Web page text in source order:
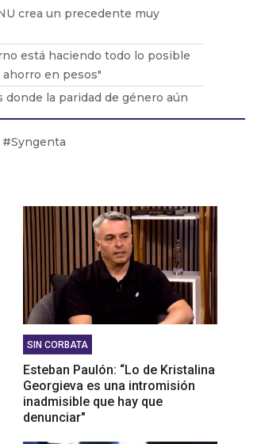
crea un precedente muy
está haciendo todo lo posible
en pesos"
donde la paridad de género aún
hace mucho planteando la idea
Syngenta
SIN CORBATA
Esteban Paulón: “Lo de Kristalina
Georgieva es una intromisión
inadmisible que hay que
denunciar"